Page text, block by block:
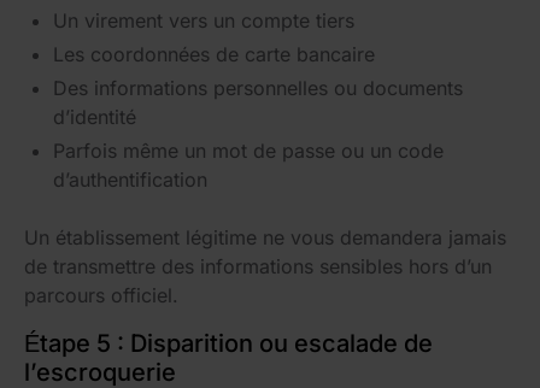
Un virement vers un compte tiers
Les coordonnées de carte bancaire
Des informations personnelles ou documents
d’identité
Parfois même un mot de passe ou un code
d’authentification
Un établissement légitime ne vous demandera jamais
de transmettre des informations sensibles hors d’un
parcours officiel.
Étape 5 : Disparition ou escalade de
l’escroquerie